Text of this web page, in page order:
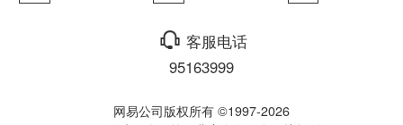
西游》
򰀃 客服电话
95163999
网易公司版权所有 ©1997-2026